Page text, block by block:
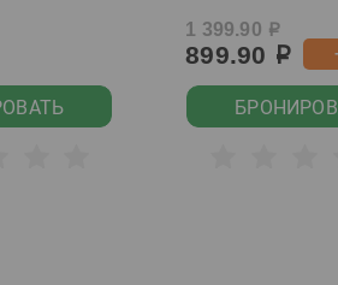
1 399.90 р
899.90 р